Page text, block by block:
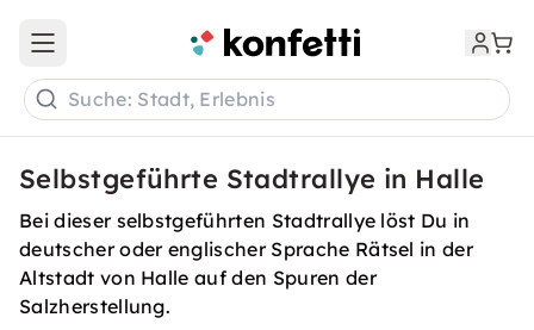
Open main menu
Suche: Stadt, Erlebnis
Selbstgeführte Stadtrallye in Halle
Bei dieser selbstgeführten Stadtrallye löst Du in
deutscher oder englischer Sprache Rätsel in der
Altstadt von Halle auf den Spuren der
Salzherstellung.